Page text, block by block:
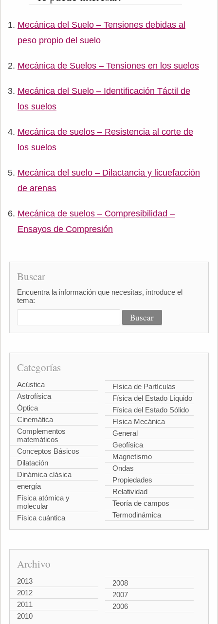
Mecánica del Suelo – Tensiones debidas al
peso propio del suelo
Mecánica de Suelos – Tensiones en los suelos
Mecánica del Suelo – Identificación Táctil de
los suelos
Mecánica de suelos – Resistencia al corte de
los suelos
Mecánica del suelo – Dilactancia y licuefacción
de arenas
Mecánica de suelos – Compresibilidad –
Ensayos de Compresión
Buscar
Encuentra la información que necesitas, introduce el
tema:
Categorías
Acústica
Astrofísica
Óptica
Cinemática
Complementos
matemáticos
Conceptos Básicos
Dilatación
Dinámica clásica
energía
Física atómica y
molecular
Física cuántica
Física de Partículas
Física del Estado Líquido
Física del Estado Sólido
Física Mecánica
General
Geofísica
Magnetismo
Ondas
Propiedades
Relatividad
Teoría de campos
Termodinámica
Archivo
2013
2012
2011
2010
2008
2007
2006